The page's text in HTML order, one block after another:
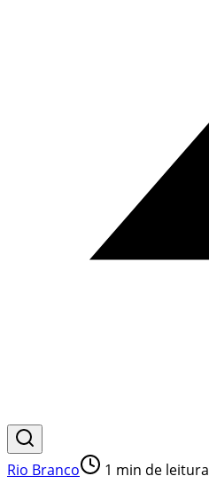
Rio Branco 1 min de leitura